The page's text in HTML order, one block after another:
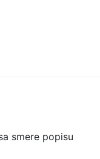
smere popisu